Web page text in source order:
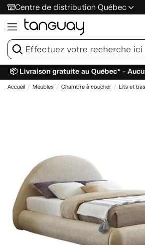
Centre de distribution Québec
📦 Livraison gratuite au Québec* -
Accueil Meubles Chambre à coucher Lits et